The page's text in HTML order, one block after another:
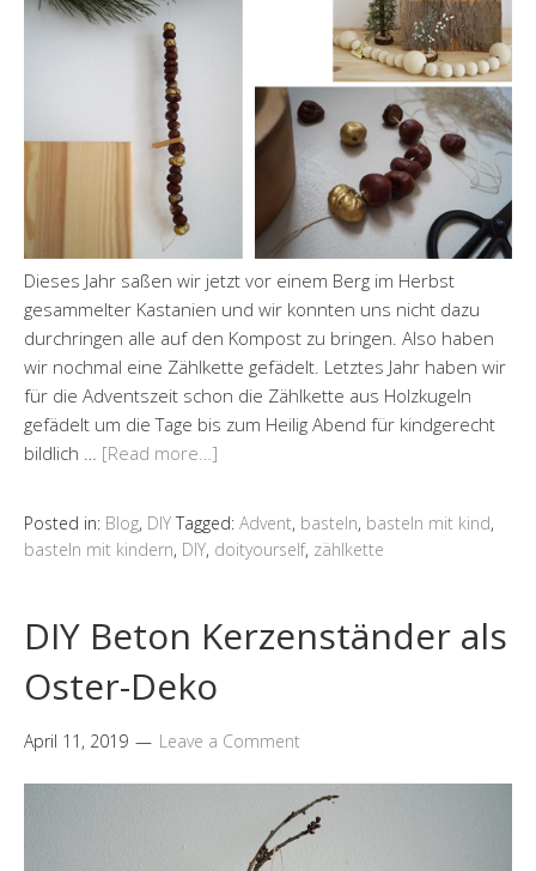
Dieses Jahr saßen wir jetzt vor einem Berg im Herbst
gesammelter Kastanien und wir konnten uns nicht dazu
durchringen alle auf den Kompost zu bringen. Also haben
wir nochmal eine Zählkette gefädelt. Letztes Jahr haben wir
für die Adventszeit schon die Zählkette aus Holzkugeln
gefädelt um die Tage bis zum Heilig Abend für kindgerecht
bildlich … [Read more…]
Posted in: Blog, DIY Tagged: Advent, basteln, basteln mit kind,
basteln mit kindern, DIY, doityourself, zählkette
DIY Beton Kerzenständer als
Oster-Deko
April 11, 2019 Leave a Comment